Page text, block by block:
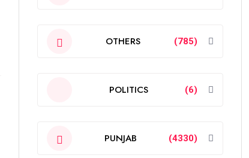
OTHERS (785)
POLITICS (6)
PUNJAB (4330)